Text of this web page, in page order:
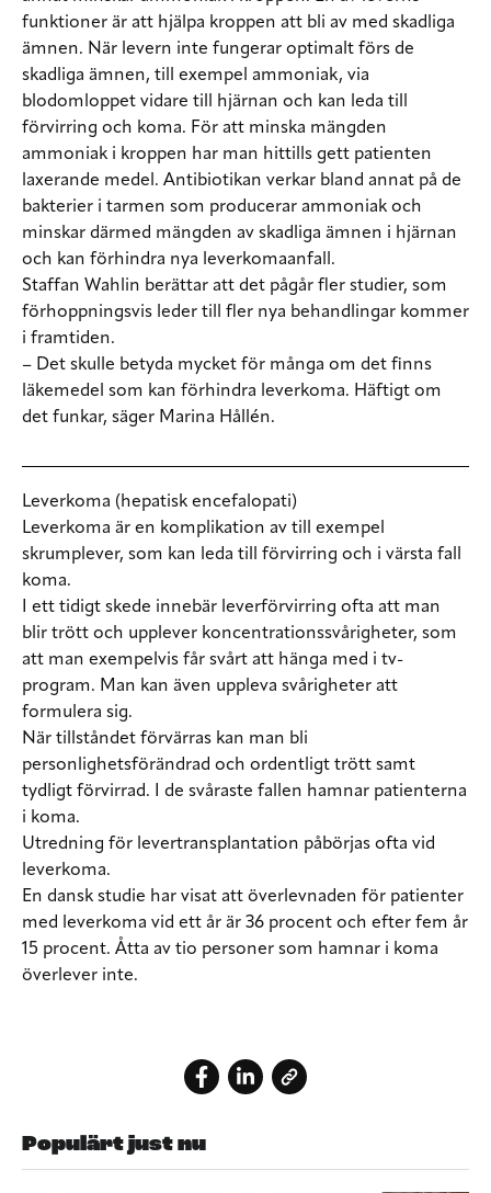
funktioner är att hjälpa kroppen att bli av med skadliga
ämnen. När levern inte fungerar optimalt förs de
skadliga ämnen, till exempel ammoniak, via
blodomloppet vidare till hjärnan och kan leda till
förvirring och koma. För att minska mängden
ammoniak i kroppen har man hittills gett patienten
laxerande medel. Antibiotikan verkar bland annat på de
bakterier i tarmen som producerar ammoniak och
minskar därmed mängden av skadliga ämnen i hjärnan
och kan förhindra nya leverkomaanfall.
Staffan Wahlin berättar att det pågår fler studier, som
förhoppningsvis leder till fler nya behandlingar kommer
i framtiden.
– Det skulle betyda mycket för många om det finns
läkemedel som kan förhindra leverkoma. Häftigt om
det funkar, säger Marina Hållén.
Leverkoma (hepatisk encefalopati)
Leverkoma är en komplikation av till exempel
skrumplever, som kan leda till förvirring och i värsta fall
koma.
I ett tidigt skede innebär leverförvirring ofta att man
blir trött och upplever koncentrationssvårigheter, som
att man exempelvis får svårt att hänga med i tv-
program. Man kan även uppleva svårigheter att
formulera sig.
När tillståndet förvärras kan man bli
personlighetsförändrad och ordentligt trött samt
tydligt förvirrad. I de svåraste fallen hamnar patienterna
i koma.
Utredning för levertransplantation påbörjas ofta vid
leverkoma.
En dansk studie har visat att överlevnaden för patienter
med leverkoma vid ett år är 36 procent och efter fem år
15 procent. Åtta av tio personer som hamnar i koma
överlever inte.
Populärt just nu